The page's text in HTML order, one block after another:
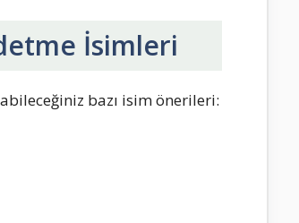
İsimleri
bazı isim önerileri: